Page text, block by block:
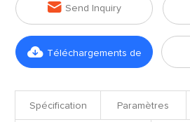
 Send Inquiry
 Téléchargements de
Spécification Paramètres